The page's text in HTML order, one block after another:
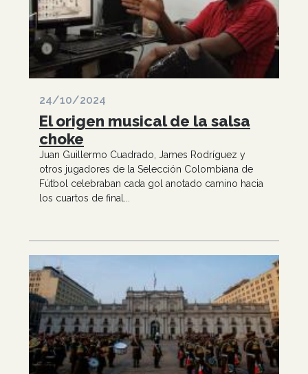
24/10/2024
El origen musical de la salsa
choke
Juan Guillermo Cuadrado, James Rodríguez y
otros jugadores de la Selección Colombiana de
Fútbol celebraban cada gol anotado camino hacia
los cuartos de final...